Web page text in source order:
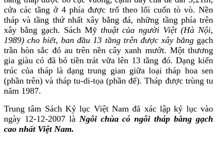
cửa các tầng ở 4 phía được trổ theo lối cuốn tò vò. Nền
tháp và tầng thứ nhất xây bằng đá, những tầng phía trên
xây bằng gạch. Sách Mỹthuật của người Việt (Hà Nội,
1989) cho biết, ban đầu 13 tầng trên được xây bằnggạch
trần hòn sắc đỏ au trên nền cây xanh mướt. Một thương
gia giàu có đã bỏ tiền trát vữa lên 13 tầng đó. Dạng kiến
trúc của tháp là dạng trung gian giữa loại tháp hoa sen
(phần trên) và tháp tu-di-tọa (phần đế). Tháp được trùng tu
năm 1987.
Trung tâm Sách Kỷ lục Việt Nam đã xác lập kỷ lục vào
ngày 12-12-2007 là Ngôi chùa có ngôi tháp bằng gạch
cao nhất Việt Nam.